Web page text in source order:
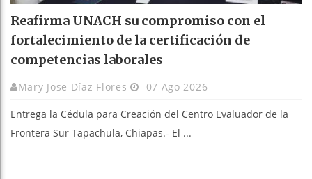
Reafirma UNACH su compromiso con el
fortalecimiento de la certificación de
competencias laborales
Mary Jose Díaz Flores 07 Ago 2026
Entrega la Cédula para Creación del Centro Evaluador de la
Frontera Sur Tapachula, Chiapas.- El ...